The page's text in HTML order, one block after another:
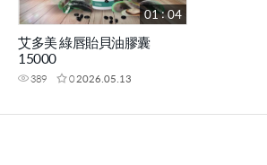
艾多美 綠唇貽貝油膠囊
15000
389 02026.05.13
01 : 04